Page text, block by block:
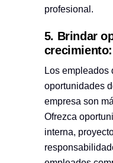
profesional.
5. Brindar
crecimiento:
Los empleados
oportunidades
empresa son
Ofrezca
interna,